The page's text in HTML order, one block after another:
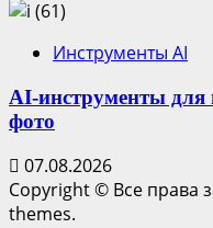
Инструменты AI
AI-инструменты для
фото
07.08.2026
Copyright © Все права
themes.